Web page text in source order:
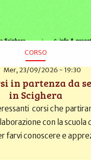
CORSO
Mer, 23/09/2026 - 19:30
in partenza da
in Scighera
corsi che
con la scuola
farvi conoscere e